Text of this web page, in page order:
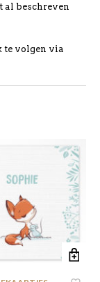
al beschreven
te volgen via